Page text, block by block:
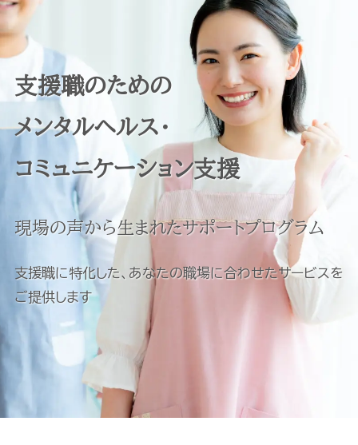
支援職のための
メンタルヘルス・
コミュニケーション支援
現場の声から生まれたサポートプログラム
支援職に特化した、あなたの職場に合わせたサービスを
ご提供します